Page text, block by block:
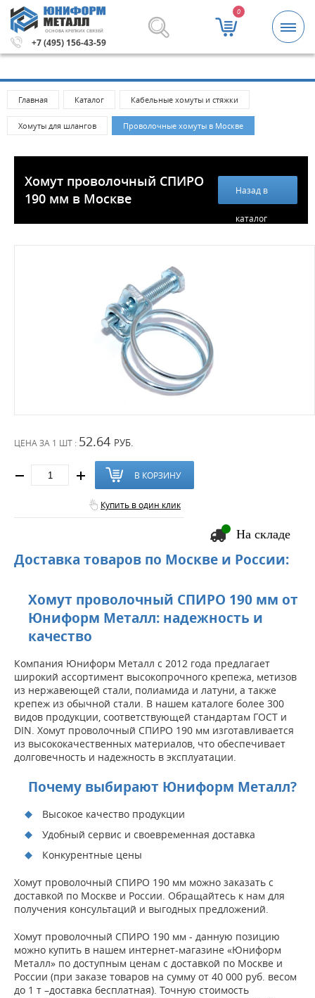
ОСНОВА КРЕПКИХ СВЯЗЕЙ
+7 (495) 156-43-59
0
и крепежные изделия оптом. Минимальная
Главная Каталог Кабельные хомуты и стяжки
Хомуты для шлангов Проволочные хомуты в Москве
Хомут проволочный СПИРО
190 мм в Москве
Назад в
каталог
ЦЕНА ЗА 1 ШТ : 52.64 РУБ.
В КОРЗИНУ
Купить в один клик
На складе
Доставка товаров по Москве и России:
Хомут проволочный СПИРО 190 мм от
Юниформ Металл: надежность и
качество
Компания Юниформ Металл с 2012 года предлагает
широкий ассортимент высокопрочного крепежа, метизов
из нержавеющей стали, полиамида и латуни, а также
крепеж из обычной стали. В нашем каталоге более 300
видов продукции, соответствующей стандартам ГОСТ и
DIN. Хомут проволочный СПИРО 190 мм изготавливается
из высококачественных материалов, что обеспечивает
долговечность и надежность в эксплуатации.
Почему выбирают Юниформ Металл?
Высокое качество продукции
Удобный сервис и своевременная доставка
Конкурентные цены
Хомут проволочный СПИРО 190 мм можно заказать с
доставкой по Москве и России. Обращайтесь к нам для
получения консультаций и выгодных предложений.
Хомут проволочный СПИРО 190 мм - данную позицию
можно купить в нашем интернет-магазине «Юниформ
Металл» по доступным ценам с доставкой по Москве и
России (при заказе товаров на сумму от 40 000 руб. весом
до 1 т –доставка бесплатная). Точную стоимость